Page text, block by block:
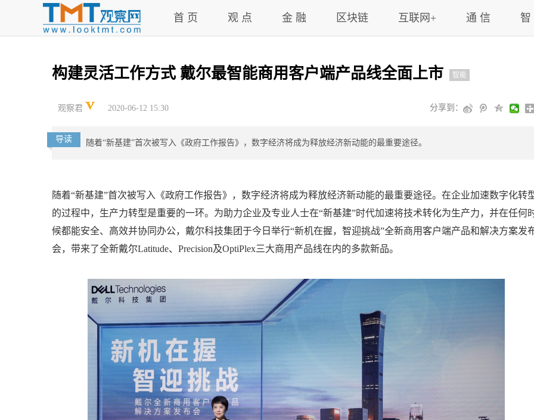
首 页 观 点 金 融 区块链 互联网+ 通 信 智
构建灵活工作方式 戴尔最智能商用客户端产品线全面上市 智能
观察君 2020-06-12 15:30 分享到：
导读 随着“新基建”首次被写入《政府工作报告》，数字经济将成为释放经济新动能的最重要途径。
随着“新基建”首次被写入《政府工作报告》，数字经济将成为释放经济新动能的最重要途径。在企业加速数字化转
的过程中，生产力转型是重要的一环。为助力企业及专业人士在“新基建”时代加速将技术转化为生产力，并在任何
候都能安全、高效并协同办公，戴尔科技集团于今日举行“新机在握，智迎挑战”全新商用客户端产品和解决方案发
会，带来了全新戴尔Latitude、Precision及OptiPlex三大商用产品线在内的多款新品。